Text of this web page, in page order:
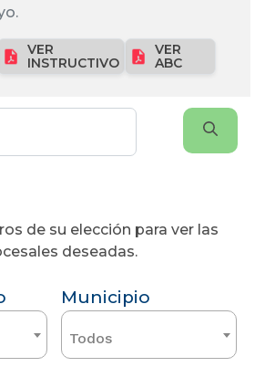
VER
INSTRUCTIVO
VER
ABC
de su elección para ver las
deseadas.
Municipio
Todos